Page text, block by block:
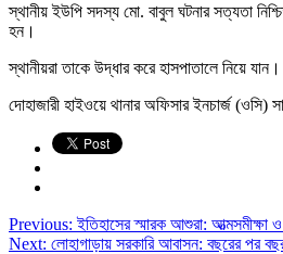
স্থানীয় ইউপি সদস্য মো. বাবুল ঘটনার সত্যতা
হন।
স্থানীয়রা তাকে উদ্ধার করে হাসপাতালে নিয়ে
দোহাজারী হাইওয়ে থানার অফিসার ইনচার্জ (ওসি)
Previous: ইতিহাসের স্মারক আশুরা: আত্মসমীক্ষা
Next: লোহাগাড়ায় সরকারি আবাসন: বছরের পর